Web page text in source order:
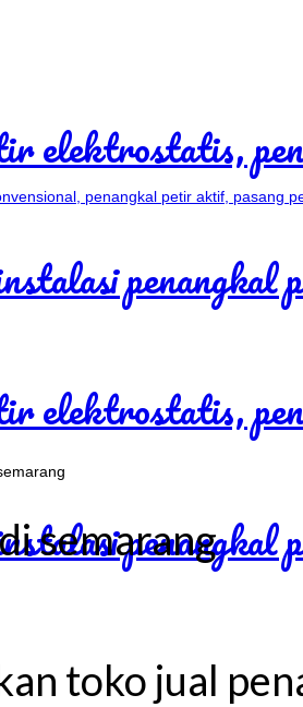
semarang
toko jual